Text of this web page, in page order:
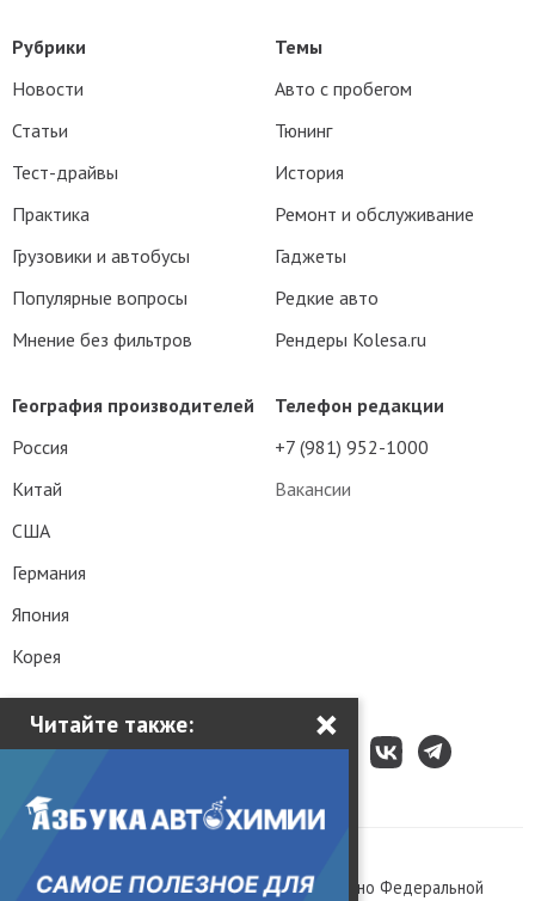
Читайте также: ×
Телефон редакции
+7 (981) 952-1000
Вакансии
Рубрики
Новости
Статьи
Тест-драйвы
Практика
Грузовики и автобусы
Популярные вопросы
Мнение без фильтров
Темы
Авто с пробегом
Тюнинг
История
Ремонт и обслуживание
Гаджеты
Редкие авто
Рендеры Kolesa.ru
География производителей
Россия
Китай
США
Германия
Япония
Корея
Сетевое издание «Kolesa.ru», зарегистрировано Федеральной